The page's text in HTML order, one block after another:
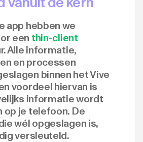
app hebben we
een thin-client
Alle informatie,
en processen
binnen het Vive
voordeel hiervan is
informatie wordt
op je telefoon. De
wél opgeslagen is,
versleuteld.